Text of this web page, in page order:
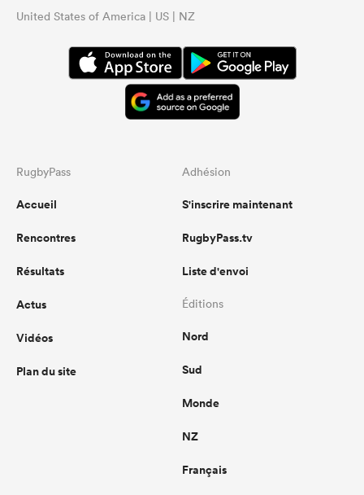
United States of America | US | NZ
RugbyPass
Accueil
Rencontres
Résultats
Actus
Vidéos
Plan du site
Adhésion
S'inscrire maintenant
RugbyPass.tv
Liste d'envoi
Éditions
Nord
Sud
Monde
NZ
Français